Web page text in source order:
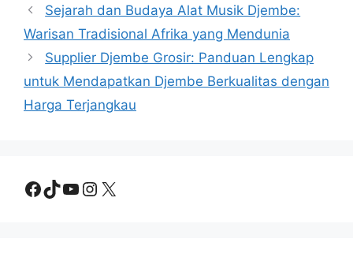
Sejarah dan Budaya Alat Musik Djembe:
Warisan Tradisional Afrika yang Mendunia
Supplier Djembe Grosir: Panduan Lengkap
untuk Mendapatkan Djembe Berkualitas dengan
Harga Terjangkau
Facebook
TikTok
YouTube
Instagram
X